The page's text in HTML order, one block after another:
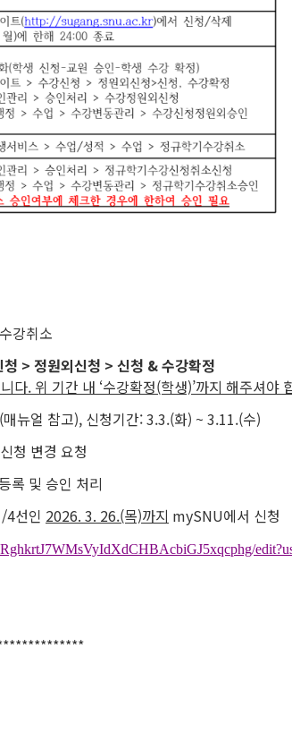
강취소
> 정원외신청 > 신청 & 수강확정
다. 위 기간 내 ‘수강확정(학생)’까지 해주셔야
뉴얼 참고), 신청기간: 3.3.(화) ~ 3.11.(수)
청 변경 요청
록 및 승인 처리
4선인 2026. 3. 26.(목)까지 mySNU에서 신청